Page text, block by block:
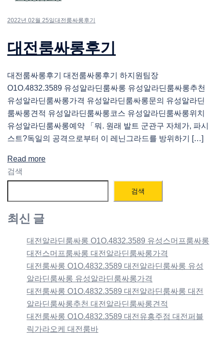
2022년 02월 25일 대전룸싸롱후기
대전룸싸롱후기
대전룸싸롱후기 대전룸싸롱후기 하지원팀장
O1O.4832.3589 유성알라딘룸싸롱 유성알라딘룸싸롱추천
유성알라딘룸싸롱가격 유성알라딘룸싸롱문의 유성알라딘
룸싸롱견적 유성알라딘룸싸롱코스 유성알라딘룸싸롱위치
유성알라딘룸싸롱예약 「뭐. 원래 발트 군관구 자체가, 파시
스트?독일의 공격으로부터 이 레닌그라드를 방위하기 […]
Read more
검색
검색
최신 글
대전알라딘룸싸롱 O1O.4832.3589 유성스머프룸싸롱
대전스머프룸싸롱 대전알라딘룸싸롱가격
대전룸싸롱 O1O.4832.3589 대전알라딘룸싸롱 유성
알라딘룸싸롱 유성알라딘룸싸롱가격
대전룸싸롱 O1O.4832.3589 대전알라딘룸싸롱 대전
알라딘룸싸롱추천 대전알라딘룸싸롱견적
대전룸싸롱 O1O.4832.3589 대전유흥주점 대전퍼블
릭가라오케 대전룸바